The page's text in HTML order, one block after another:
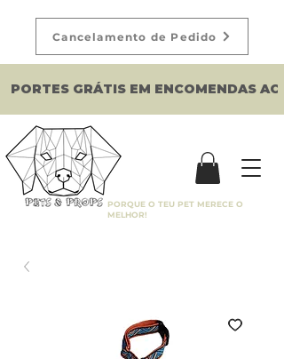
PORQUE O TEU PET MERECE O
MELHOR!
PORTES GRÁTIS EM ENCOMENDAS
Cancelamento de Pedido